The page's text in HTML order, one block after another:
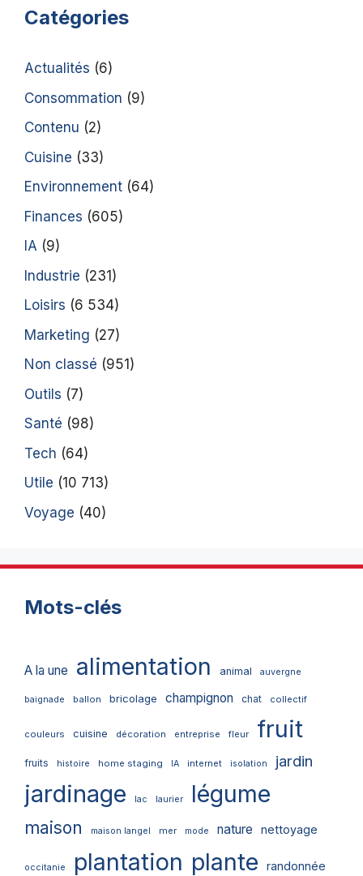
Catégories
Actualités (6)
Consommation (9)
Contenu (2)
Cuisine (33)
Environnement (64)
Finances (605)
IA (9)
Industrie (231)
Loisirs (6 534)
Marketing (27)
Non classé (951)
Outils (7)
Santé (98)
Tech (64)
Utile (10 713)
Voyage (40)
Mots-clés
A la une alimentation animal auvergne
baignade ballon bricolage champignon chat collectif
couleurs cuisine décoration entreprise fleur fruit
fruits histoire home staging IA internet isolation jardin
jardinage lac laurier légume
maison maison langel mer mode nature nettoyage
occitanie plantation plante randonnée